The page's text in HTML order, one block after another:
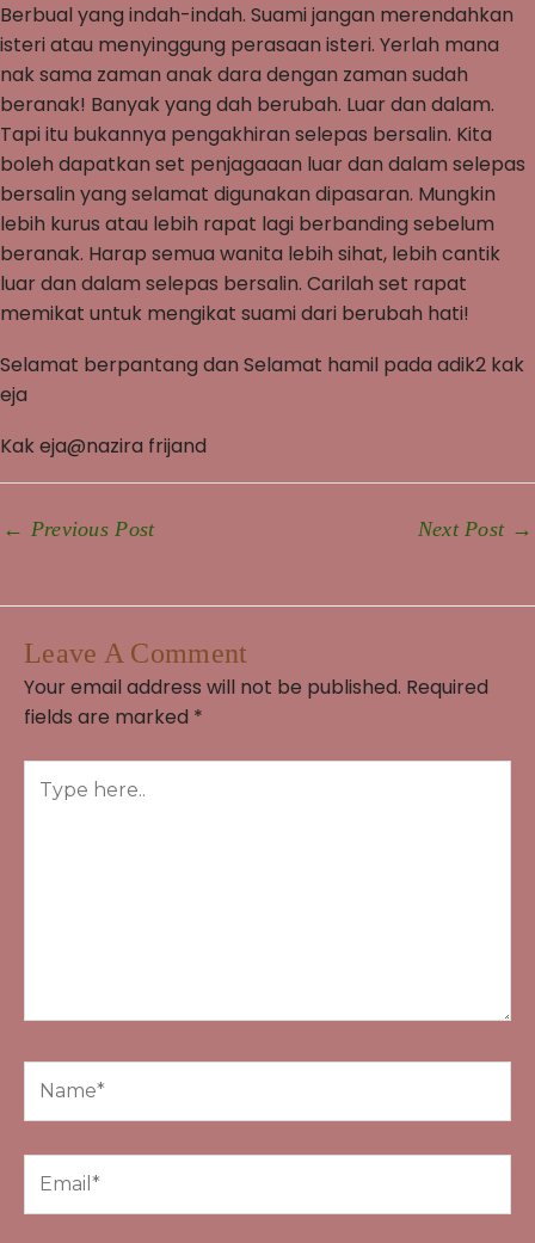
Berbual yang indah-indah. Suami jangan merendahkan
isteri atau menyinggung perasaan isteri. Yerlah mana
nak sama zaman anak dara dengan zaman sudah
beranak! Banyak yang dah berubah. Luar dan dalam.
Tapi itu bukannya pengakhiran selepas bersalin. Kita
boleh dapatkan set penjagaaan luar dan dalam selepas
bersalin yang selamat digunakan dipasaran. Mungkin
lebih kurus atau lebih rapat lagi berbanding sebelum
beranak. Harap semua wanita lebih sihat, lebih cantik
luar dan dalam selepas bersalin. Carilah set rapat
memikat untuk mengikat suami dari berubah hati!
Selamat berpantang dan Selamat hamil pada adik2 kak
eja
Kak eja@nazira frijand
← Previous Post Next Post →
Leave A Comment
Your email address will not be published. Required
fields are marked *
here..